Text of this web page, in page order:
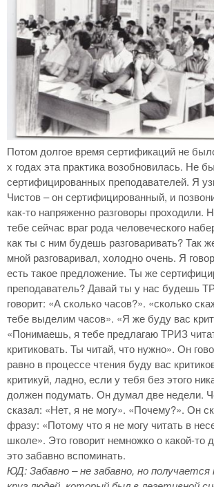
Потом долгое время сертификаций не
х годах эта практика возобновилась. Не
сертифицированных преподавателей. Я
Чистов – он сертифицированный, и
как-то напряженно разговоры проходили.
тебе сейчас враг рода человеческого
как ты с ним будешь разговаривать? Так
мной разговаривал, холодно очень. Я
есть такое предложение. Ты же
преподаватель? Давай ты у нас будешь
говорит: «А сколько часов?». «сколько
тебе выделим часов». «Я же буду вас
«Понимаешь, я тебе предлагаю ТРИЗ
критиковать. Ты читай, что нужно». Он
равно в процессе чтения буду вас
критикуй, ладно, если у тебя без этого
должен подумать. Он думал две недели.
сказал: «Нет, я не могу». «Почему?». Он
фразу: «Потому что я не могу читать в
школе». Это говорит немножко о какой-то
это забавно вспоминать.
ЮД: Забавно – не забавно, но